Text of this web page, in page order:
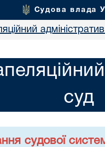
Судова влада
суд
судової